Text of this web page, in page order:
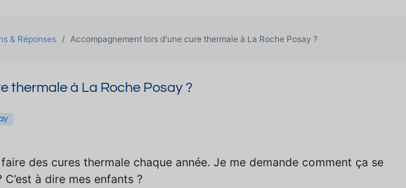
& Réponses Accompagnement lors d'une cure thermale à La Roche Posay ?
thermale à La Roche Posay ?
des cures thermale chaque année. Je me demande comment ça se
à dire mes enfants ?